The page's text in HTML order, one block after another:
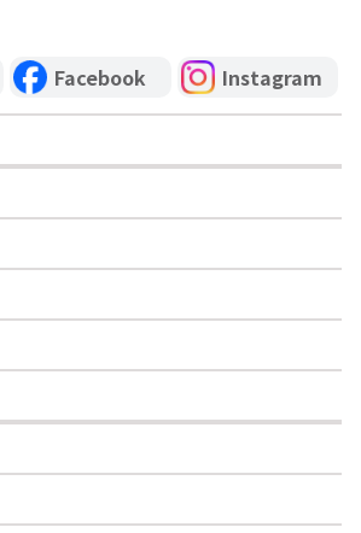
Facebook Instagram